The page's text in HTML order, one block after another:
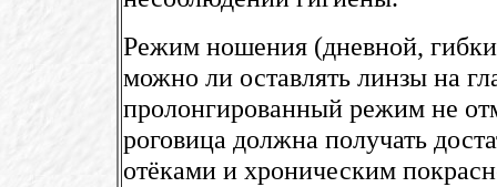
Режим ношения (дневной,
можно ли оставлять линзы на
пролонгированный режим не
роговица должна получать
отёками и хроническим